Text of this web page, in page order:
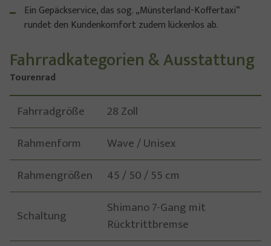
Ein Gepäckservice, das sog. „Münsterland-Koffertaxi“
rundet den Kundenkomfort zudem lückenlos ab.
Fahrradkategorien & Ausstattung
Tourenrad
Fahrradgröße
28 Zoll
Rahmenform
Wave / Unisex
Rahmengrößen
45 / 50 / 55 cm
Schaltung
Shimano 7-Gang mit
Rücktrittbremse